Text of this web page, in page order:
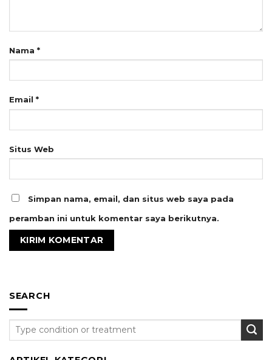
Nama *
Email *
Situs Web
Simpan nama, email, dan situs web saya pada
peramban ini untuk komentar saya berikutnya.
SEARCH